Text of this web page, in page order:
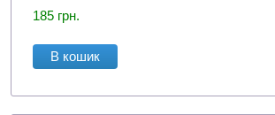
185 грн.
В кошик